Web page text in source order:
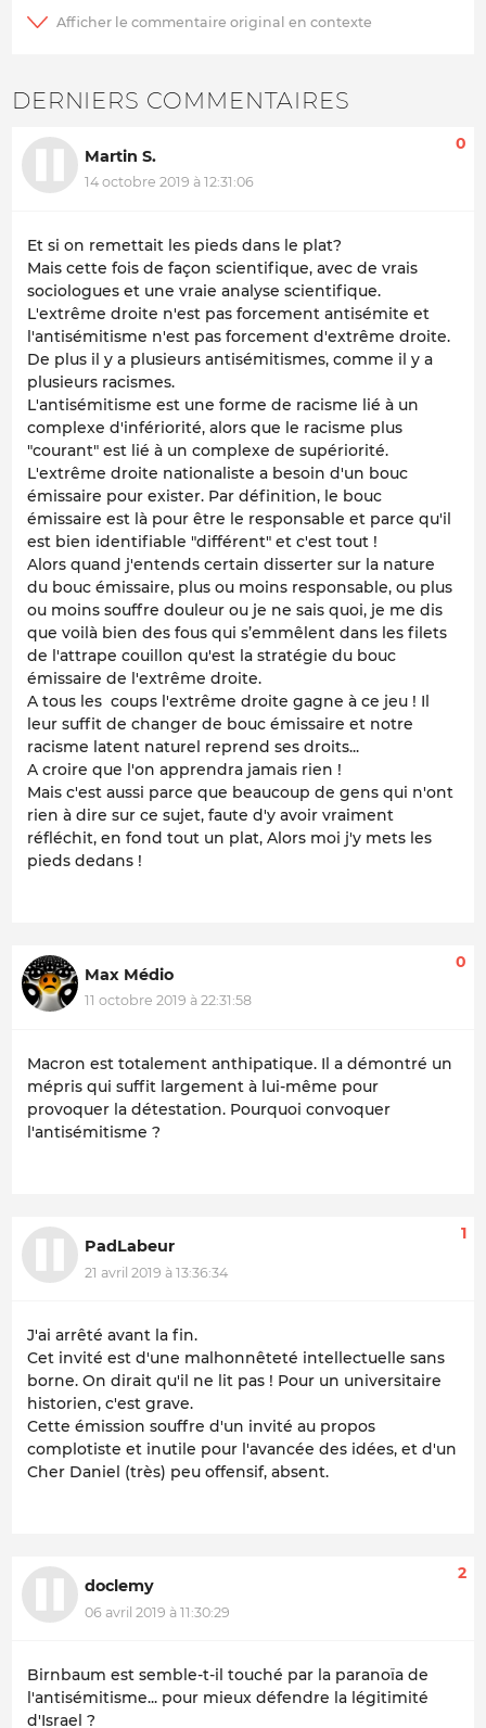
DERNIERS COMMENTAIRES
Martin S.
14 octobre 2019 à 12:31:06
0
Et si on remettait les pieds dans le plat?
Mais cette fois de façon scientifique, avec de vrais
sociologues et une vraie analyse scientifique.
L'extrême droite n'est pas forcement antisémite et
l'antisémitisme n'est pas forcement d'extrême droite.
De plus il y a plusieurs antisémitismes, comme il y a
plusieurs racismes.
L'antisémitisme est une forme de racisme lié à un
complexe d'infériorité, alors que le racisme plus
"courant" est lié à un complexe de supériorité.
L'extrême droite nationaliste a besoin d'un bouc
émissaire pour exister. Par définition, le bouc
émissaire est là pour être le responsable et parce qu'il
est bien identifiable "différent" et c'est tout !
Alors quand j'entends certain disserter sur la nature
du bouc émissaire, plus ou moins responsable, ou plus
ou moins souffre douleur ou je ne sais quoi, je me dis
que voilà bien des fous qui s’emmêlent dans les filets
de l'attrape couillon qu'est la stratégie du bouc
émissaire de l'extrême droite.
A tous les coups l'extrême droite gagne à ce jeu ! Il
leur suffit de changer de bouc émissaire et notre
racisme latent naturel reprend ses droits...
A croire que l'on apprendra jamais rien !
Mais c'est aussi parce que beaucoup de gens qui n'ont
rien à dire sur ce sujet, faute d'y avoir vraiment
réfléchit, en fond tout un plat, Alors moi j'y mets les
pieds dedans !
Max Médio
11 octobre 2019 à 22:31:58
0
Macron est totalement anthipatique. Il a démontré un
mépris qui suffit largement à lui-même pour
provoquer la détestation. Pourquoi convoquer
l'antisémitisme ?
PadLabeur
21 avril 2019 à 13:36:34
1
J'ai arrêté avant la fin.
Cet invité est d'une malhonnêteté intellectuelle sans
borne. On dirait qu'il ne lit pas ! Pour un universitaire
historien, c'est grave.
Cette émission souffre d'un invité au propos
complotiste et inutile pour l'avancée des idées, et d'un
Cher Daniel (très) peu offensif, absent.
doclemy
06 avril 2019 à 11:30:29
2
Birnbaum est semble-t-il touché par la paranoïa de
l'antisémitisme... pour mieux défendre la légitimité
d'Israel ?